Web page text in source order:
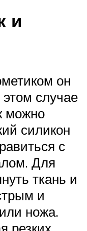
и
он
случае
можно
силикон
с
Для
ткань и
и
ножа.